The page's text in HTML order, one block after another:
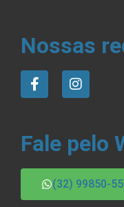
Nossas
Fale pelo
(32) 99850-